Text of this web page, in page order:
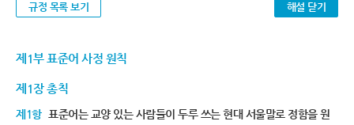
규정 목록 보기 해설 닫기
제1부 표준어 사정 원칙
제1장 총칙
제1항 표준어는 교양 있는 사람들이 두루 쓰는 현대 서울말로 정함을 원